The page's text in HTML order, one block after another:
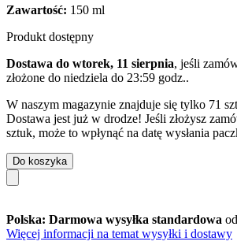
Zawartość: 150 ml
Produkt dostępny
Dostawa do wtorek, 11 sierpnia, jeśli
złożone do niedziela do 23:59 godz..
W naszym magazynie znajduje się tylko 71
Dostawa jest już w drodze! Jeśli złożysz
sztuk, może to wpłynąć na datę wysłania
Do koszyka
Polska: Darmowa wysyłka standardowa
Więcej informacji na temat wysyłki i dostawy